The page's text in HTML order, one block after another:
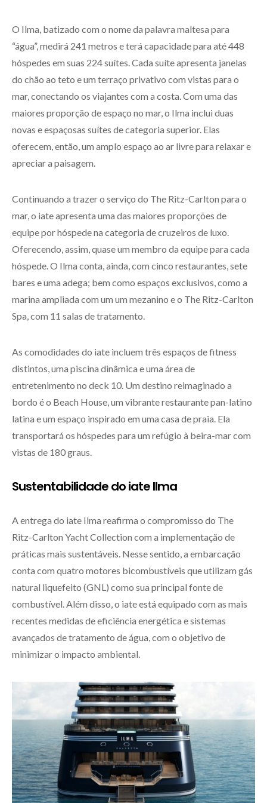
O Ilma, batizado com o nome da palavra maltesa para
“água”, medirá 241 metros e terá capacidade para até 448
hóspedes em suas 224 suítes. Cada suíte apresenta janelas
do chão ao teto e um terraço privativo com vistas para o
mar, conectando os viajantes com a costa. Com uma das
maiores proporção de espaço no mar, o Ilma inclui duas
novas e espaçosas suítes de categoria superior. Elas
oferecem, então, um amplo espaço ao ar livre para relaxar e
apreciar a paisagem.
Continuando a trazer o serviço do The Ritz-Carlton para o
mar, o iate apresenta uma das maiores proporções de
equipe por hóspede na categoria de cruzeiros de luxo.
Oferecendo, assim, quase um membro da equipe para cada
hóspede. O Ilma conta, ainda, com cinco restaurantes, sete
bares e uma adega; bem como espaços exclusivos, como a
marina ampliada com um um mezanino e o The Ritz-Carlton
Spa, com 11 salas de tratamento.
As comodidades do iate incluem três espaços de fitness
distintos, uma piscina dinâmica e uma área de
entretenimento no deck 10. Um destino reimaginado a
bordo é o Beach House, um vibrante restaurante pan-latino
latina e um espaço inspirado em uma casa de praia. Ela
transportará os hóspedes para um refúgio à beira-mar com
vistas de 180 graus.
Sustentabilidade do iate Ilma
A entrega do iate Ilma reafirma o compromisso do The
Ritz-Carlton Yacht Collection com a implementação de
práticas mais sustentáveis. Nesse sentido, a embarcação
conta com quatro motores bicombustíveis que utilizam gás
natural liquefeito (GNL) como sua principal fonte de
combustível. Além disso, o iate está equipado com as mais
recentes medidas de eficiência energética e sistemas
avançados de tratamento de água, com o objetivo de
minimizar o impacto ambiental.